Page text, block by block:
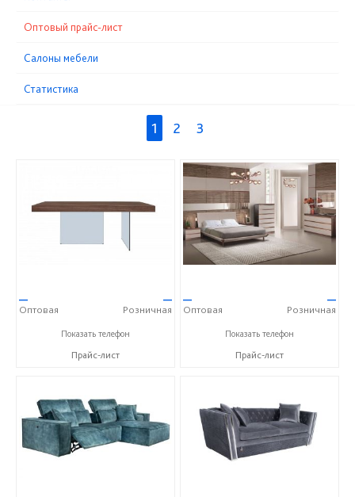
Оптовый прайс-лист
Cалоны мебели
Статистика
1 2 3
—
Оптовая
—
Розничная
+7 (800) 777-06-30
Показать телефон
Прайс-лист
—
Оптовая
—
Розничная
+7 (800) 777-06-30
Показать телефон
Прайс-лист